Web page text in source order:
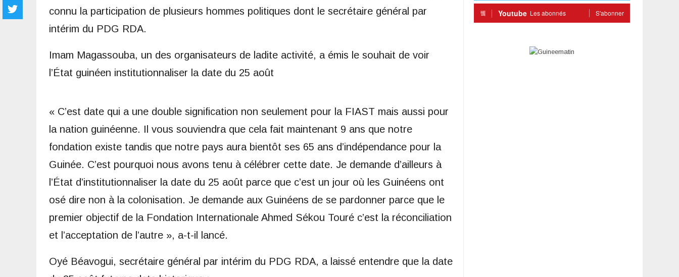
connu la participation de plusieurs hommes politiques dont le secrétaire général par
intérim du PDG RDA.
Imam Magassouba, un des organisateurs de ladite activité, a émis le souhait de voir
l’État guinéen institutionnaliser la date du 25 août
« C’est date qui a une double signification non seulement pour la FIAST mais aussi pour
la nation guinéenne. Il vous souviendra que cela fait maintenant 9 ans que notre
fondation existe tandis que notre pays aura bientôt ses 65 ans d’indépendance pour la
Guinée. C’est pourquoi nous avons tenu à célébrer cette date. Je demande d’ailleurs à
l’État d’institutionnaliser la date du 25 août parce que c’est un jour où les Guinéens ont
osé dire non à la colonisation. Je demande aux Guinéens de se pardonner parce que le
premier objectif de la Fondation Internationale Ahmed Sékou Touré c’est la réconciliation
et l’acceptation de l’autre », a-t-il lancé.
Oyé Béavogui, secrétaire général par intérim du PDG RDA, a laissé entendre que la date
Youtube Les abonnés S'abonner